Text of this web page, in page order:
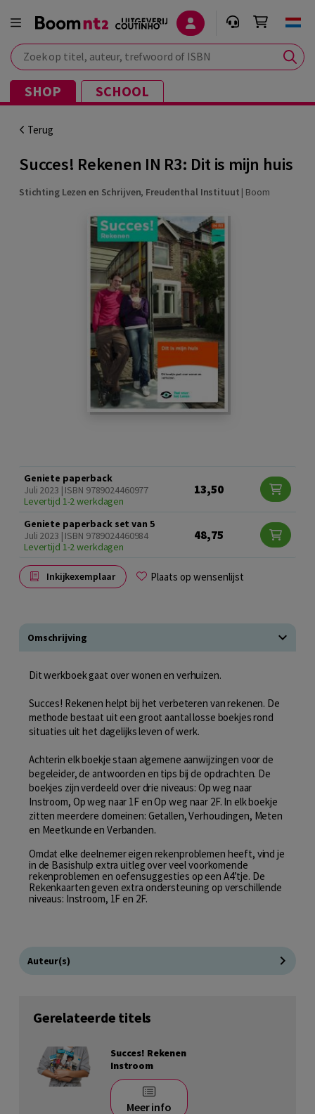
Zoek op titel, auteur, trefwoord of ISBN
SHOP SCHOOL
Terug
Succes! Rekenen IN R3: Dit is mijn huis
Stichting Lezen en Schrijven, Freudenthal Instituut | Boom
Geniete paperback
Juli 2023 | ISBN 9789024460977
Levertijd 1-2 werkdagen
13,50
Geniete paperback set van 5
Juli 2023 | ISBN 9789024460984
Levertijd 1-2 werkdagen
48,75
Inkijkexemplaar Plaats op wensenlijst
Omschrijving
Dit werkboek gaat over wonen en verhuizen.
Succes! Rekenen helpt bij het verbeteren van rekenen. De
methode bestaat uit een groot aantal losse boekjes rond
situaties uit het dagelijks leven of werk.
Achterin elk boekje staan algemene aanwijzingen voor de
begeleider, de antwoorden en tips bij de opdrachten. De
boekjes zijn verdeeld over drie niveaus: Op weg naar
Instroom, Op weg naar 1F en Op weg naar 2F. In elk boekje
zitten meerdere domeinen: Getallen, Verhoudingen, Meten
en Meetkunde en Verbanden.
Omdat elke deelnemer eigen rekenproblemen heeft, vind je
in de Basishulp extra uitleg over veel voorkomende
rekenproblemen en oefensuggesties op een A4’tje. De
Rekenkaarten geven extra ondersteuning op verschillende
niveaus: Instroom, 1F en 2F.
Auteur(s)
Gerelateerde titels
Succes! Rekenen
Instroom
Meer info